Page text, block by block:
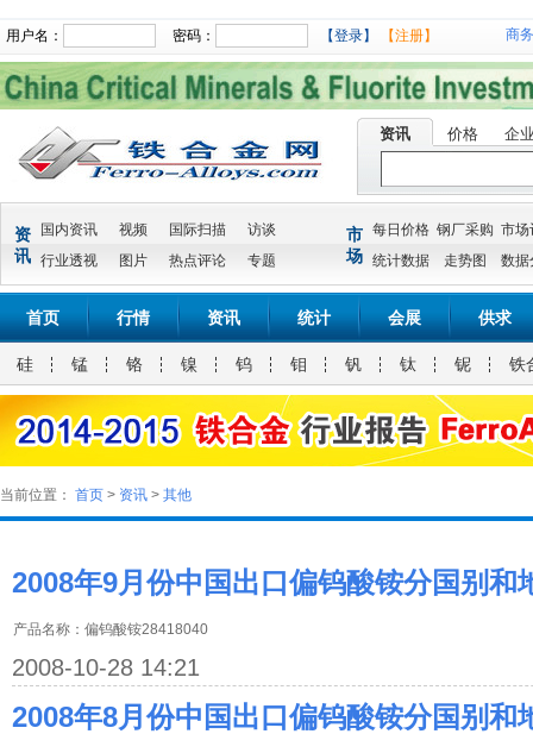
用户名： 密码： 【登录】 【注册】 商
资讯 价格 企
资
讯
国内资讯 视频 国际扫描
访谈
行业透视
图片 热点评论 专题
市
场
每日价格 钢厂采购 市场
统计数据
走势图 数据
首页 行情 资讯 统计 会展 供求
硅 锰 铬 镍 钨 钼 钒 钛 铌 铁
当前位置： 首页 > 资讯 > 其他
2008年9月份中国出口偏钨酸铵分国别和
产品名称：偏钨酸铵28418040
2008-10-28 14:21
2008年8月份中国出口偏钨酸铵分国别和